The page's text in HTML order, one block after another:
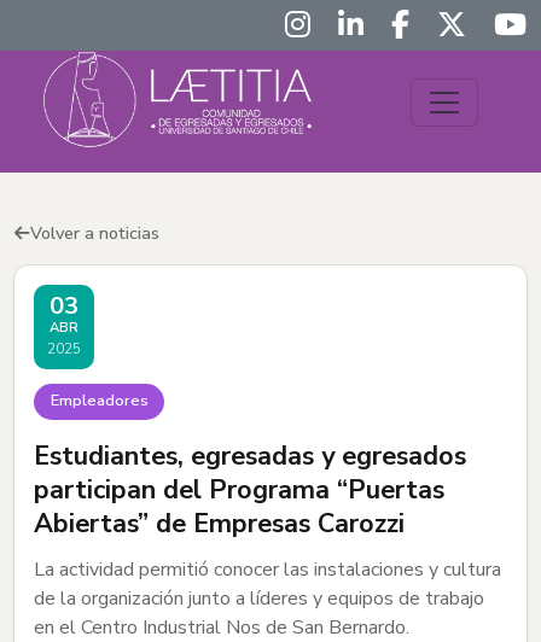
Volver a noticias
03
ABR
2025
Empleadores
Estudiantes, egresadas y egresados
participan del Programa “Puertas
Abiertas” de Empresas Carozzi
La actividad permitió conocer las instalaciones y cultura
de la organización junto a líderes y equipos de trabajo
en el Centro Industrial Nos de San Bernardo.